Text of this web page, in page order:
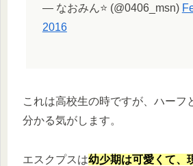
— なおみん⭐ (@0406_msn)
2016
これは高校生の時ですが、ハーフ
分かる気がします。
エスクプスは幼少期は可愛くて、